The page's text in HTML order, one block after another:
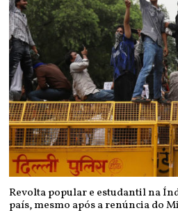
Revolta popular e estudantil na
país, mesmo após a renúncia do